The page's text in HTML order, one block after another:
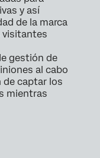
y así
de la marca
visitantes
gestión de
al cabo
de captar los
mientras